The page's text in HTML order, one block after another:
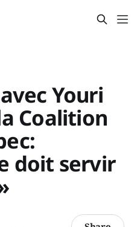
Youri
Coalition
doit servir